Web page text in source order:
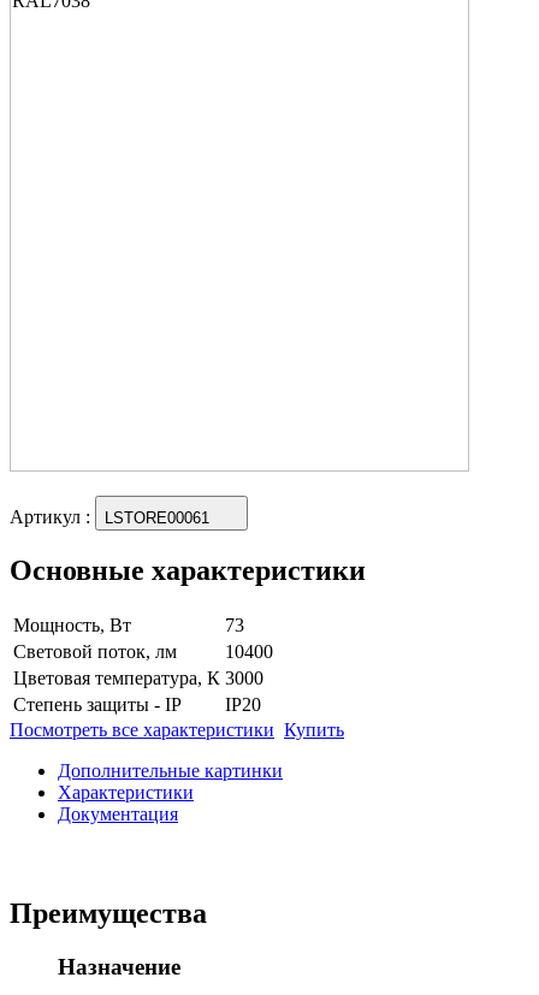
Артикул : LSTORE00061
Основные характеристики
Мощность, Вт
73
Световой поток, лм
10400
Цветовая температура, К 3000
Степень защиты - IP
IP20
Посмотреть все характеристики Купить
Дополнительные картинки
Характеристики
Документация
Преимущества
Назначение